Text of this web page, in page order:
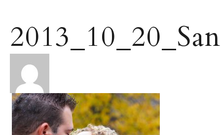
Beitragsnavigation